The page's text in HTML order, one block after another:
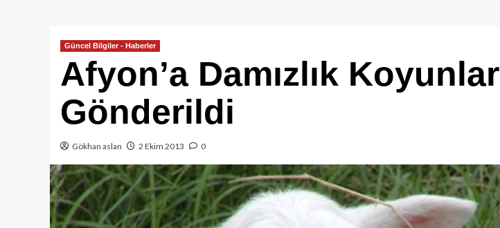
Güncel Bilgiler - Haberler
Afyon’a Damızlık Koyunlar
Gönderildi
Gökhan aslan 2 Ekim 2013 0